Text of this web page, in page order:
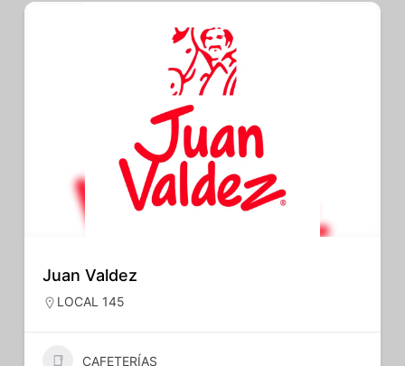
Juan Valdez
LOCAL 145
CAFETERÍAS